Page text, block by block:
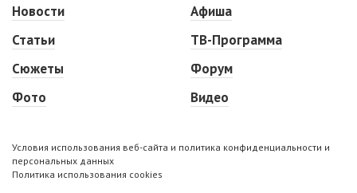
Новости
Статьи
Сюжеты
Фото
Афиша
ТВ-Программа
Форум
Видео
Условия использования веб-сайта и политика конфиденциальности и
персональных данных
Политика использования cookies